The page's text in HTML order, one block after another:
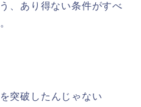
、あり得ない条件がすべ
突破したんじゃない